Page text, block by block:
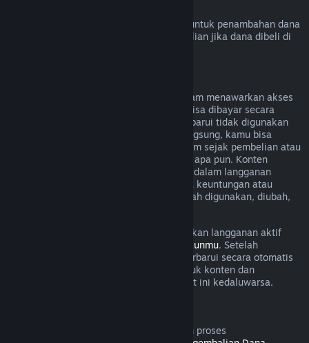
Kamu bisa meminta pengembalian dana untuk penambahan dana
Steam Wallet dalam 14 hari sejak pembelian jika dana dibeli di
Untuk beberapa konten dan layanan, Steam menawarkan akses
berkala (cth. per bulan, per tahun) yang bisa dibayar secara
berulang. Jika langganan yang bisa diperbarui tidak digunakan
selama masa tagihan yang sedang berlangsung, kamu bisa
meminta pengembalian dana dalam 48 jam sejak pembelian atau
dalam 48 jam untuk pembaruan otomatis apa pun. Konten
dianggap digunakan jika game mana pun dalam langganan
dimainkan selama masa tagihan atau jika keuntungan atau
diskon digunakan dengan lanngganan telah digunakan, diubah,
Perlu diingat bahwa kamu bisa membatalkan langganan aktif
rincian akunmu. Setelah
dibatalkan, langgananmu tidak akan diperbarui secara otomatis
lagi, tapi kamu masih memiliki akses untuk konten dan
keuntungannya sampai masa tagihan saat ini kedaluwarsa.
Dalam jangka waktu yang ditetapkan dan proses